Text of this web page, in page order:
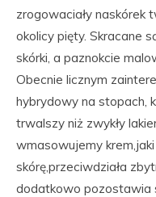
zrogowaciały naskórek
okolicy pięty. Skracane
skórki, a paznokcie
Obecnie licznym
hybrydowy na stopach,
trwalszy niż zwykły
wmasowujemy
skórę,przeciwdziała
dodatkowo pozostawia